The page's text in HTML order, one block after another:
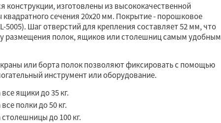
конструкции, изготовлены из высококачественной
сечения 20х20 мм. Покрытие - порошковое
5005). Шаг отверстий для крепления составляет 52 мм, что
размещения полок, ящиков или столешниц самым удобным
или борта полок позволяют фиксировать с помощью
инструмент или оборудование.
ящики до 35 кг.
полки до 50 кг.
до 100 кг.